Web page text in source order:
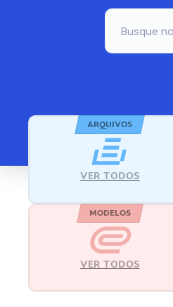
ARQUIVOS
VER TODOS
MODELOS
VER TODOS